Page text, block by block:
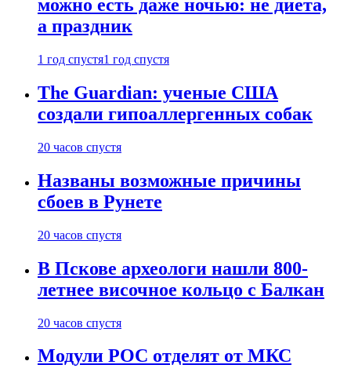
можно есть даже ночью: не диета,
а праздник
1 год спустя1 год спустя
The Guardian: ученые США
создали гипоаллергенных собак
20 часов спустя
Названы возможные причины
сбоев в Рунете
20 часов спустя
В Пскове археологи нашли 800-
летнее височное кольцо с Балкан
20 часов спустя
Модули РОС отделят от МКС